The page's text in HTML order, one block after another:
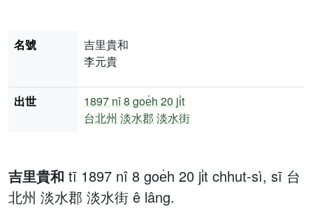
吉里貴和 tī 1897 nî 8 goe̍h 20 ji̍t chhut-sì, sī 台
北州 淡水郡 淡水街 ê lâng.
名號
吉里貴和
李元貴
出世 1897 nî8 goe̍h 20 ji̍t
台北州 淡水郡 淡水街